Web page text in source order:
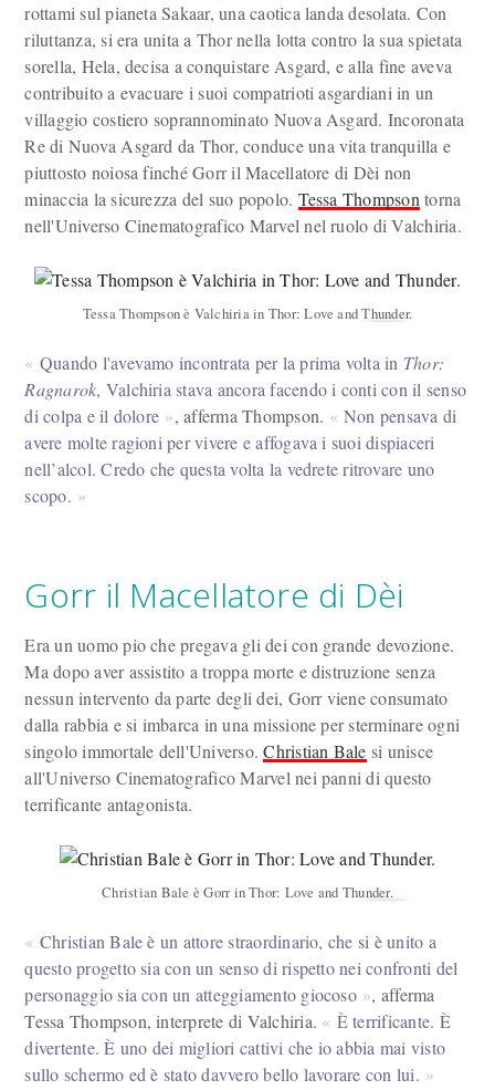
rottami sul pianeta Sakaar, una caotica landa desolata. Con
riluttanza, si era unita a Thor nella lotta contro la sua spietata
sorella, Hela, decisa a conquistare Asgard, e alla fine aveva
contribuito a evacuare i suoi compatrioti asgardiani in un
villaggio costiero soprannominato Nuova Asgard. Incoronata
Re di Nuova Asgard da Thor, conduce una vita tranquilla e
piuttosto noiosa finché Gorr il Macellatore di Dèi non
minaccia la sicurezza del suo popolo. Tessa Thompson torna
nell'Universo Cinematografico Marvel nel ruolo di Valchiria.
Tessa Thompson è Valchiria in Thor: Love and Thunder.
Quando l'avevamo incontrata per la prima volta in Thor:
Ragnarok, Valchiria stava ancora facendo i conti con il senso
di colpa e il dolore
, afferma Thompson.
Non pensava di
avere molte ragioni per vivere e affogava i suoi dispiaceri
nell’alcol. Credo che questa volta la vedrete ritrovare uno
scopo.
Gorr il Macellatore di Dèi
Era un uomo pio che pregava gli dei con grande devozione.
Ma dopo aver assistito a troppa morte e distruzione senza
nessun intervento da parte degli dei, Gorr viene consumato
dalla rabbia e si imbarca in una missione per sterminare ogni
singolo immortale dell'Universo.Christian Bale si unisce
all'Universo Cinematografico Marvel nei panni di questo
terrificante antagonista.
Christian Bale è Gorr in Thor: Love and Thunder.
Christian Bale è un attore straordinario, che si è unito a
questo progetto sia con un senso di rispetto nei confronti del
personaggio sia con un atteggiamento giocoso
, afferma
Tessa Thompson, interprete di Valchiria.
È terrificante. È
divertente. È uno dei migliori cattivi che io abbia mai visto
sullo schermo ed è stato davvero bello lavorare con lui.